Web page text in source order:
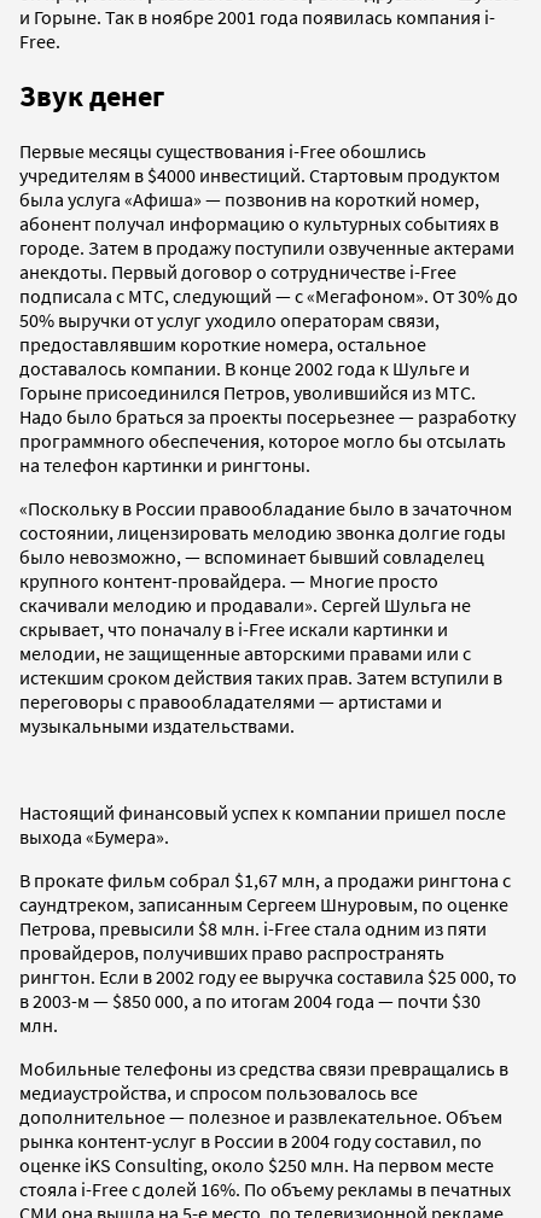
и Горыне. Так в ноябре 2001 года появилась компания i-
Free.
Звук денег
Первые месяцы существования i-Free обошлись
учредителям в $4000 инвестиций. Стартовым продуктом
была услуга «Афиша» — позвонив на короткий номер,
абонент получал информацию о культурных событиях в
городе. Затем в продажу поступили озвученные актерами
анекдоты. Первый договор о сотрудничестве i-Free
подписала с МТС, следующий — с «Мегафоном». От 30% до
50% выручки от услуг уходило операторам связи,
предоставлявшим короткие номера, остальное
доставалось компании. В конце 2002 года к Шульге и
Горыне присоединился Петров, уволившийся из МТС.
Надо было браться за проекты посерьезнее — разработку
программного обеспечения, которое могло бы отсылать
на телефон картинки и рингтоны.
«Поскольку в России правообладание было в зачаточном
состоянии, лицензировать мелодию звонка долгие годы
было невозможно, — вспоминает бывший совладелец
крупного контент-провайдера. — Многие просто
скачивали мелодию и продавали». Сергей Шульга не
скрывает, что поначалу в i-Free искали картинки и
мелодии, не защищенные авторскими правами или с
истекшим сроком действия таких прав. Затем вступили в
переговоры с правообладателями — артистами и
музыкальными издательствами.
Настоящий финансовый успех к компании пришел после
выхода «Бумера».
В прокате фильм собрал $1,67 млн, а продажи рингтона с
саундтреком, записанным Сергеем Шнуровым, по оценке
Петрова, превысили $8 млн. i-Free стала одним из пяти
провайдеров, получивших право распространять
рингтон. Если в 2002 году ее выручка составила $25 000, то
в 2003-м — $850 000, а по итогам 2004 года — почти $30
млн.
Мобильные телефоны из средства связи превращались в
медиаустройства, и спросом пользовалось все
дополнительное — полезное и развлекательное. Объем
рынка контент-услуг в России в 2004 году составил, по
оценке iKS Consulting, около $250 млн. На первом месте
стояла i-Free с долей 16%. По объему рекламы в печатных
СМИ она вышла на 5-е место, по телевизионной рекламе